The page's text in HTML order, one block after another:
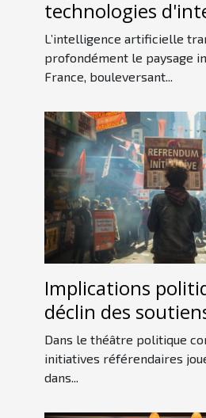
technologies
artificielle sur
française
L’intelligence artificielle
profondément le paysage
France, bouleversant...
Implications
déclin des
initiative
Dans le théâtre politique
initiatives référendaires
dans...